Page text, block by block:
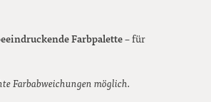
Farbpalette– für
Farbabweichungen möglich.